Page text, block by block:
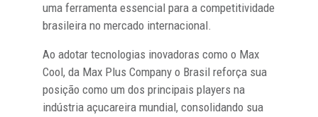
uma ferramenta essencial para a competitividade
brasileira no mercado internacional.
Ao adotar tecnologias inovadoras como o Max
Cool, da Max Plus Company o Brasil reforça sua
posição como um dos principais players na
indústria açucareira mundial, consolidando sua